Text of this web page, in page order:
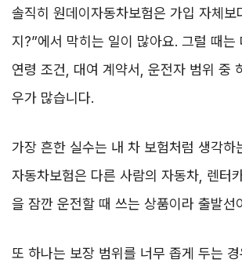
솔직히 원데이자동차보험은 가입 자체보
지?”에서 막히는 일이 많아요. 그럴 때는
연령 조건, 대여 계약서, 운전자 범위 중
우가 많습니다.
가장 흔한 실수는 내 차 보험처럼 생각하
자동차보험은 다른 사람의 자동차, 렌터
을 잠깐 운전할 때 쓰는 상품이라 출발선
또 하나는 보장 범위를 너무 좁게 두는